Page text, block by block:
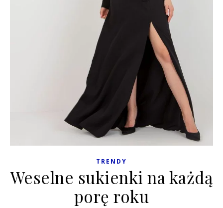
TRENDY
Weselne sukienki na każdą
porę roku